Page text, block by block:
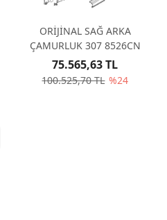
ORİJİNAL SAĞ ARKA
ÇAMURLUK 307 8526CN
100.525,70 TL %24
75.565,63 TL